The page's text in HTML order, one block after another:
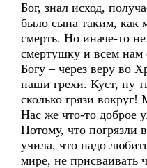
Бог, знал исход,
было сына таким, как
смерть. Но иначе-то
смертушку и всем нам
Богу – через веру во
наши грехи. Куст, ну
сколько грязи
Нас же что-то доброе
Потому, что погрязли
учила, что надо
мире, не присваивать